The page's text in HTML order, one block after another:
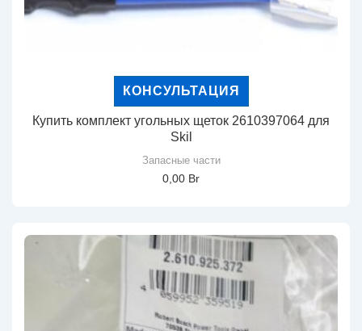
КОНСУЛЬТАЦИЯ
Купить комплект угольных щеток 2610397064 для
Skil
Запасные части
0,00 Br